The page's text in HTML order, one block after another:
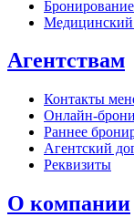
Медицинский
Агентствам
Контакты
Раннее
Агентский
Реквизиты
О компании